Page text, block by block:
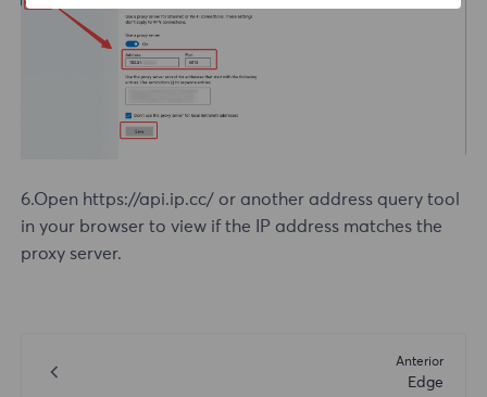
6.Open https://api.ip.cc/ or another address query tool
in your browser to view if the IP address matches the
proxy server.
Anterior
Edge